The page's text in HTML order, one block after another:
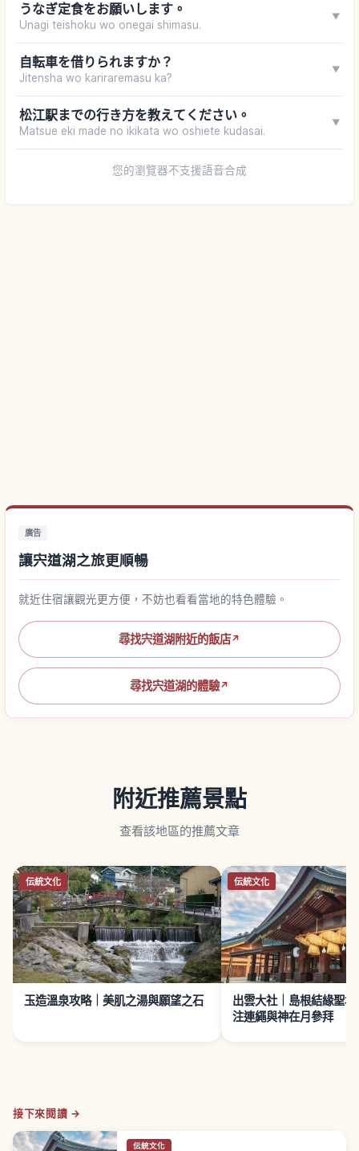
うなぎ定食をお願いします。
Unagi teishoku wo onegai shimasu.
▼
自転車を借りられますか？
Jitensha wo kariraremasu ka?
▼
松江駅までの行き方を教えてください。
Matsue eki made no ikikata wo oshiete kudasai.
▼
您的瀏覽器不支援語音合成
廣告
讓宍道湖之旅更順暢
就近住宿讓觀光更方便，不妨也看看當地的特色體驗。
尋找宍道湖附近的飯店↗
尋找宍道湖的體驗↗
附近推薦景點
查看該地區的推薦文章
伝統文化
玉造溫泉攻略｜美肌之湯與願望之石
伝統文化
出雲大社｜島根結緣聖
注連繩與神在月參拜
接下來閱讀 →
伝統文化